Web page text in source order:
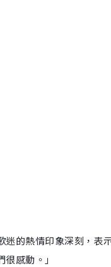
迷的熱情印象深刻，表
感動。」